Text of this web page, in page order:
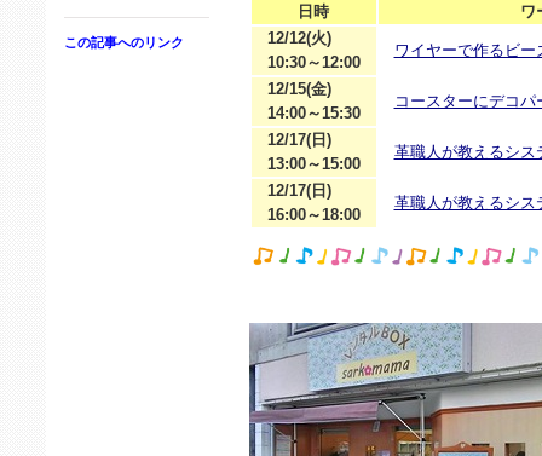
この記事へのリンク
日時
ワ
12/12(火)
10:30～12:00
ワイヤーで作るビ
12/15(金)
14:00～15:30
コースターにデコパ
12/17(日)
13:00～15:00
革職人が教えるシス
12/17(日)
16:00～18:00
革職人が教えるシス